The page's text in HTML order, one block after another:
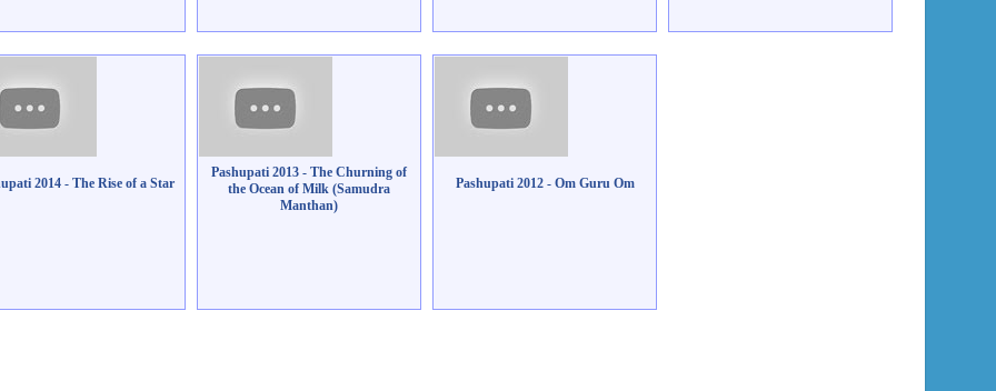
2014 - The Rise of a Star
Pashupati 2013 - The Churning of
the Ocean of Milk (Samudra
Manthan)
Pashupati 2012 - Om Guru Om